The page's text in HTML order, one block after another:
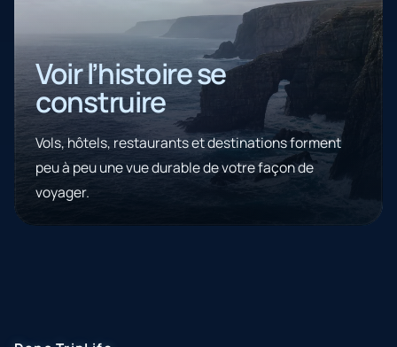
Voir l’histoire se
construire
Vols, hôtels, restaurants et destinations forment
peu à peu une vue durable de votre façon de
voyager.